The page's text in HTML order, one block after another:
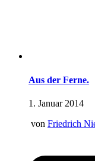
Aus der Ferne.
1. Januar 2014
von Friedrich